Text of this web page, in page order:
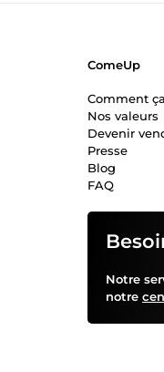
Notre
notre
ComeUp
Comment
Nos valeurs
Devenir
Presse
Blog
FAQ